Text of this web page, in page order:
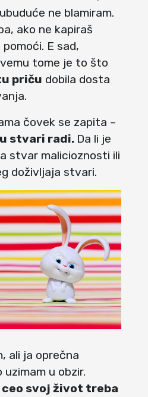
ne blamiram.
ako ne kapiraš
E sad,
tome je to što
priču dobila dosta
čovek se zapita –
u stvari radi. Da li je
stvar malicioznosti ili
doživljaja stvari.
ali ja oprečna
u obzir.
ceo svoj život treba